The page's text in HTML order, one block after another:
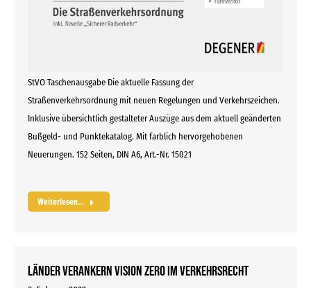
StVO Taschenausgabe Die aktuelle Fassung der
Straßenverkehrsordnung mit neuen Regelungen und Verkehrs­zeichen.
Inklusive übersichtlich gestalteter Auszüge aus dem aktuell geänderten
Bußgeld- und Punktekatalog. Mit farblich hervorgehobenen
Neuerungen. 152 Seiten, DIN A6, Art.-Nr. 15021
Weiterlesen...
Länder verankern Vision Zero im Verkehrsrecht